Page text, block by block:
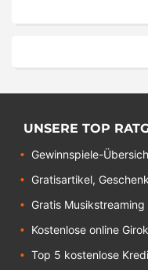
UNSERE TOP
Gewinnspiele-
Gratisartikel,
Gratis Musikstreaming
Kostenlose online
Top 5 kostenlose